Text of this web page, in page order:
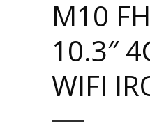
M10
10.3″
WIFI